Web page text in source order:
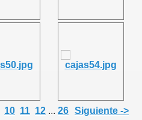
10 11 12 ... 26 Siguiente ->